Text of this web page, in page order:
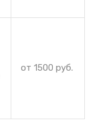
от 1500 руб.